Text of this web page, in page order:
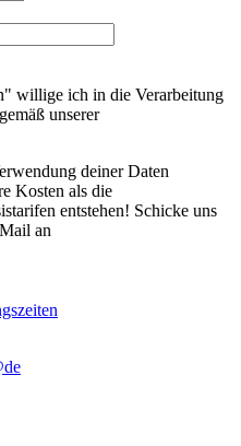
willige ich in die Verarbeitung
unserer
deiner Daten
Kosten als die
entstehen! Schicke uns
an